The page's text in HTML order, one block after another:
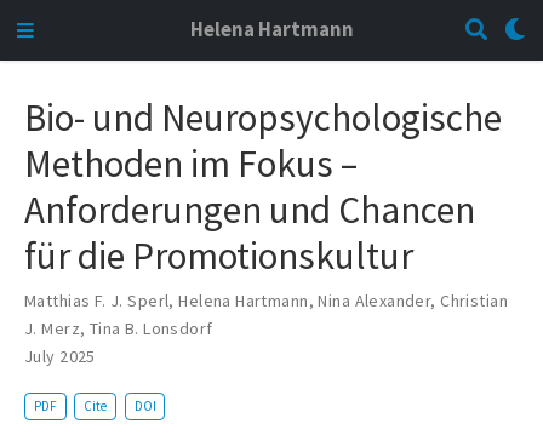
Helena Hartmann
Bio- und Neuropsychologische
Methoden im Fokus –
Anforderungen und Chancen
für die Promotionskultur
Matthias F. J. Sperl,Helena Hartmann,Nina Alexander, Christian
J. Merz, Tina B. Lonsdorf
July 2025
PDF Cite DOI